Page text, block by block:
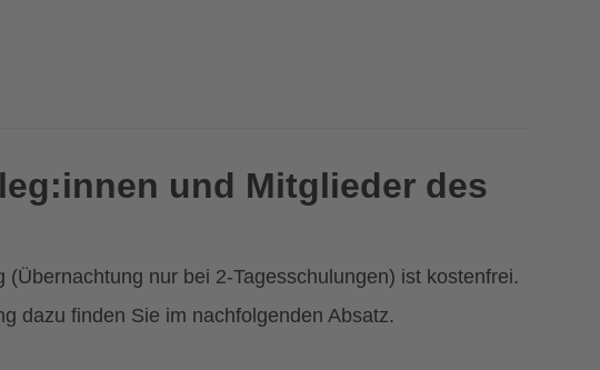
und Mitglieder des
nur bei 2-Tagesschulungen) ist kostenfrei.
dazu finden Sie im nachfolgenden Absatz.